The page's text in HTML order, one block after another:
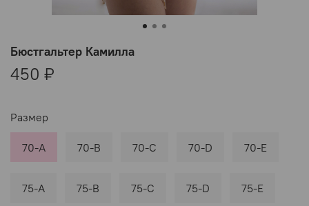
Бюстгальтер Камилла
450 ₽
Размер
70-A 70-B 70-C 70-D 70-E
75-A 75-B 75-C 75-D 75-E